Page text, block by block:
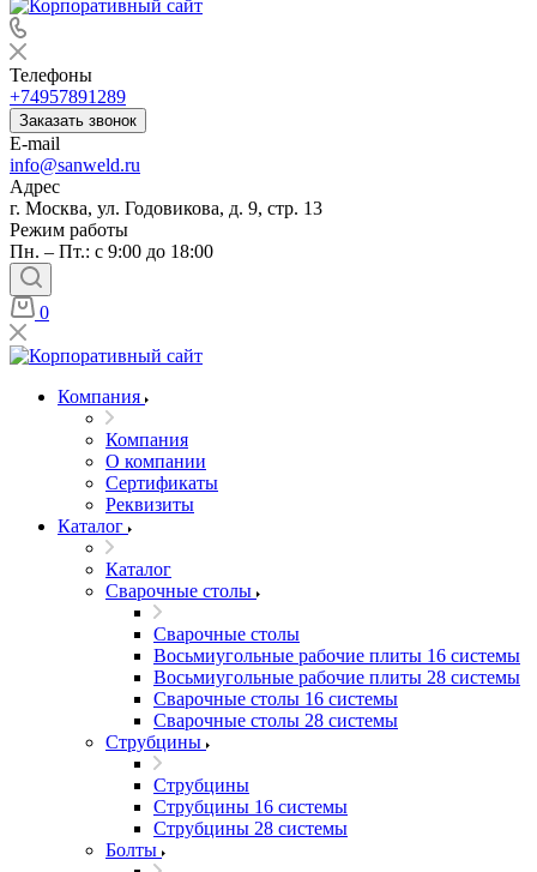
Телефоны
+74957891289
Заказать звонок
E-mail
info@sanweld.ru
Адрес
г. Москва, ул. Годовикова, д. 9, стр. 13
Режим работы
Пн. – Пт.: с 9:00 до 18:00
0
Компания
Компания
О компании
Сертификаты
Реквизиты
Каталог
Каталог
Сварочные столы
Сварочные столы
Восьмиугольные рабочие плиты 16 системы
Восьмиугольные рабочие плиты 28 системы
Сварочные столы 16 системы
Сварочные столы 28 системы
Струбцины
Струбцины
Струбцины 16 системы
Струбцины 28 системы
Болты